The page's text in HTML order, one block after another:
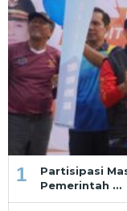
1
Partisipasi
Pemerintah …